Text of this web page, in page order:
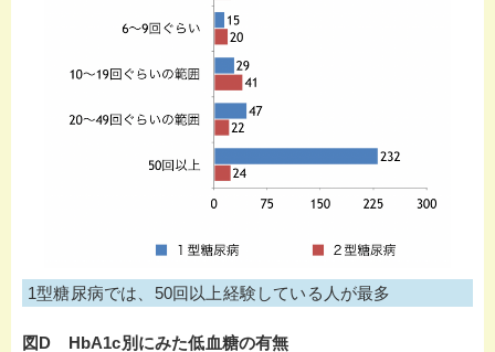
1型糖尿病では、50回以上経験している人が最多
図D HbA1c別にみた低血糖の有無